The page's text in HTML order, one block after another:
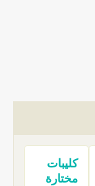
كليبات
مختارة